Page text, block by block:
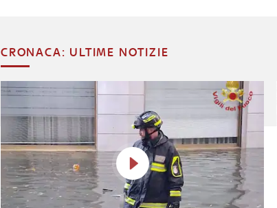
CRONACA: ULTIME NOTIZIE